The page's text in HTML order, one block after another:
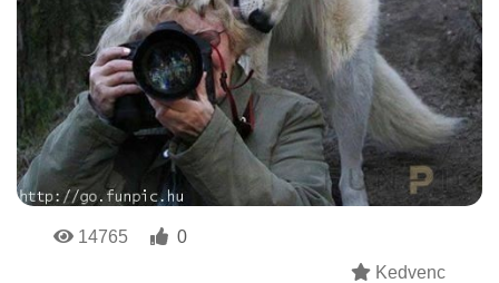
14765
0
Kedvenc